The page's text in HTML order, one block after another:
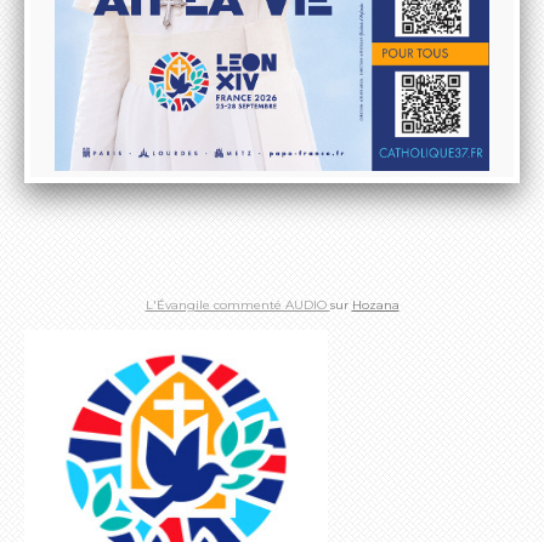
L'Évangile commenté AUDIO sur Hozana